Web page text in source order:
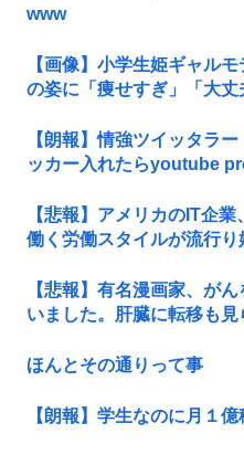
www
【画像】小学生姫ギャル
の姿に「痩せすぎ」「大
【朗報】情強ツイッタラ
ッカー入れたらyoutube
【悲報】アメリカのIT企
働く労働スタイルが流行り
【悲報】有名漫画家、が
いました。肝臓に転移も見
ほんとその通りって事
【朗報】学生なのに月１